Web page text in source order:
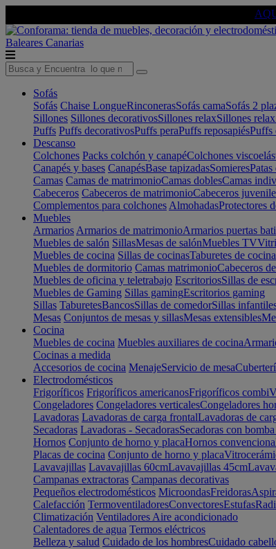
Baleares Canarias
Sofás
Sofás Chaise LongueRinconerasSofás camaSofás 2
Sillones Sillones decorativosSillones relaxSillones
Puffs Puffs decorativosPuffs peraPuffs reposapiésPuffs
Descanso
Colchones Packs colchón y canapéColchones
Canapés y bases CanapésBase tapizadasSomieresPatas
Camas Camas de matrimonioCamas doblesCamas
Cabeceros Cabeceros de matrimonioCabeceros
Complementos para colchones AlmohadasProtectores
Muebles
Armarios Armarios de matrimonioArmarios puertas
Muebles de salón SillasMesas de salónMuebles TV
Muebles de cocina Sillas de cocinasTaburetes de cocina
Muebles de dormitorio Camas matrimonioCabeceros
Muebles de oficina y teletrabajo EscritoriosSillas de
Muebles de Gaming Sillas gamingEscritorios gaming
Sillas TaburetesBancosSillas de comedorSillas
Mesas Conjuntos de mesas y sillasMesas extensibles
Cocina
Muebles de cocina Muebles auxiliares de cocina
Cocinas a medida
Accesorios de cocina MenajeServicio de mesa
Electrodomésticos
Frigoríficos Frigoríficos americanosFrigoríficos combi
Congeladores Congeladores verticalesCongeladores
Lavadoras Lavadoras de carga frontalLavadoras de
Secadoras Lavadoras - SecadorasSecadoras con
Hornos Conjunto de horno y placaHornos
Placas de cocina Conjunto de horno y placa
Lavavajillas Lavavajillas 60cmLavavajillas 45cm
Campanas extractoras Campanas decorativas
Pequeños electrodomésticos MicroondasFreidoras
Calefacción TermoventiladoresConvectoresEstufas
Climatización Ventiladores Aire acondicionado
Calentadores de agua Termos eléctricos
Belleza y salud Cuidado de los hombresCuidado